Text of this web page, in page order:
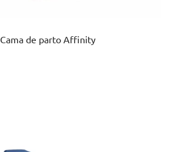
Cama de parto Affinity